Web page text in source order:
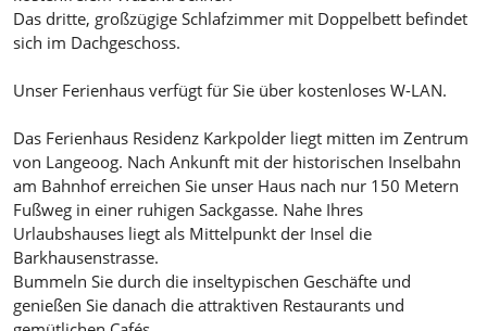
Das dritte, großzügige Schlafzimmer mit Doppelbett befindet
sich im Dachgeschoss.
Unser Ferienhaus verfügt für Sie über kostenloses W-LAN.
Das Ferienhaus Residenz Karkpolder liegt mitten im Zentrum
von Langeoog. Nach Ankunft mit der historischen Inselbahn
am Bahnhof erreichen Sie unser Haus nach nur 150 Metern
Fußweg in einer ruhigen Sackgasse. Nahe Ihres
Urlaubshauses liegt als Mittelpunkt der Insel die
Barkhausenstrasse.
Bummeln Sie durch die inseltypischen Geschäfte und
genießen Sie danach die attraktiven Restaurants und